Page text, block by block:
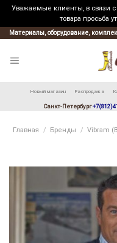
Уважаемые клиенты, в связи
товара просьба
Материалы, оборудование,
Новый магазин Распродажа
Санкт-Петербург
Главная / Бренды / Vibram